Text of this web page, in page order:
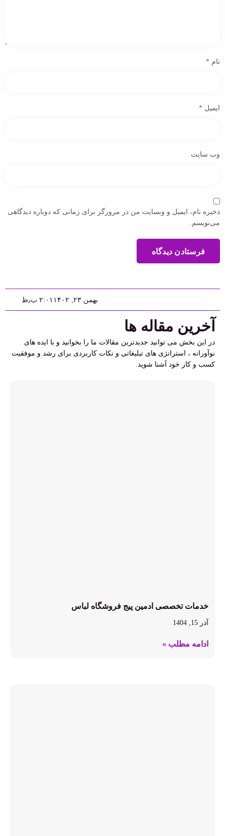
نام *
ایمیل *
وب‌ سایت
ذخیره نام، ایمیل و وبسایت من در مرورگر برای زمانی که دوباره دیدگاهی
می‌نویسم.
فرستادن دیدگاه
بهمن ۲۳, ۱۴۰۲ ۲:۰۱ ب٫ظ
آخرین مقاله ها
در این بخش می توانید جدیدترین مقالات ما را بخوانید و با ایده های
نوآورانه ، استراتژی های تبلیغاتی و نکات کاربردی برای رشد و موفقیت
کسب و کار خود آشنا شوید.
خدمات تخصصی ادمین پیج فروشگاه لباس
آذر 15, 1404
ادامه مطلب »